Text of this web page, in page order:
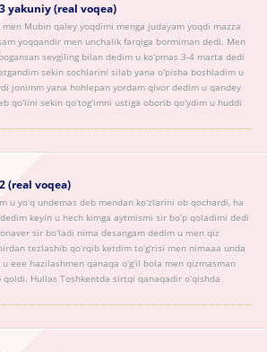
yakuniy (real voqea)
Mubin qaley yoqdimi menga judayam yoqdi mazza
yoqqandir men unchalik farqiga bormiman dedi. Men
sevgiling bilan dedim u koʻpmas 3-4 marta dedi
sekin sochlarini silab yana o'pisha boshladim u
jonimm yana hohlepan yordam qivor dedim u qandey
qoʻlini sekin qoʻtogʻimni ustiga oborib qoʻydim u huddi
(real voqea)
u yoʻq undemas deb mendan koʻzlarini ob qochardi, ha
keyin u hech kimga aytmismi sir boʻp qoladimi dedi
sir boʻladi nima desangam dedim u men qiz
tezlashib qoʻrqib ketdim toʻgʻrisi men nimaaa unda
u eee hazilashmen qanaqa oʻgʻil bola men qizmasman
qoldi. Hullas Toshkentda sirtqi qanaqadir oʻqishda